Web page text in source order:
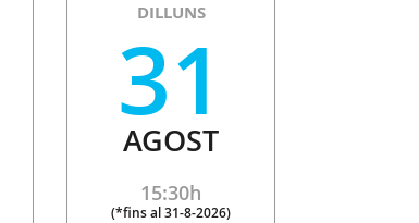
DILLUNS
31
AGOST
15:30h
(*fins al 31-8-2026)